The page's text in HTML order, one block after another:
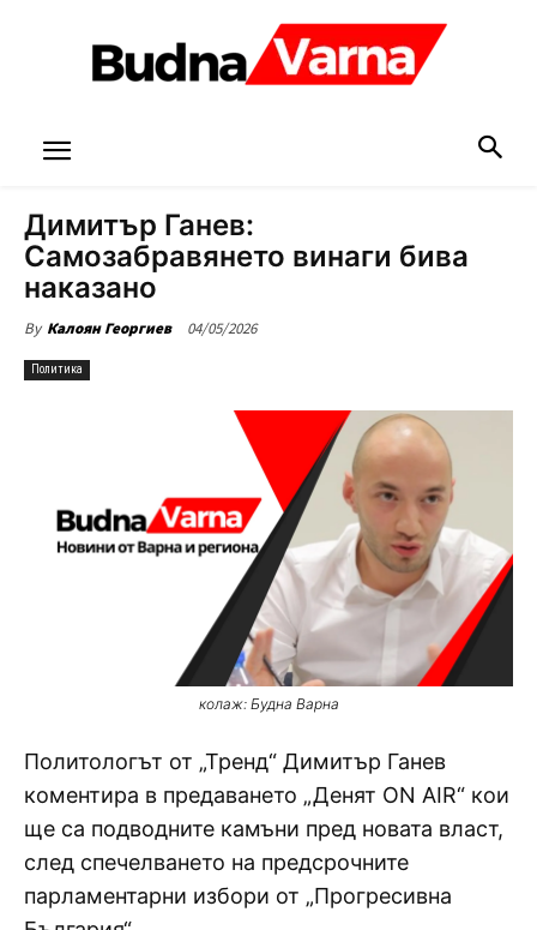
Димитър Ганев:
Самозабравянето винаги бива
наказано
By Калоян Георгиев 04/05/2026
Политика
колаж: Будна Варна
Политологът от „Тренд“ Димитър Ганев
коментира в предаването „Денят ON AIR“ кои
ще са подводните камъни пред новата власт,
след спечелването на предсрочните
парламентарни избори от „Прогресивна